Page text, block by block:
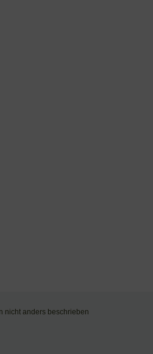
nicht anders beschrieben